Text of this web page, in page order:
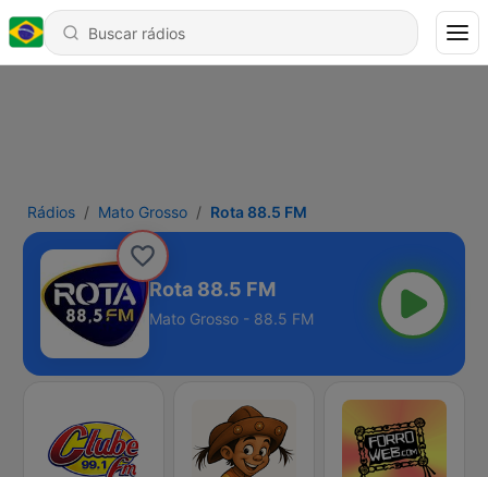
Rádios Mato Grosso Rota 88.5 FM
Rota 88.5 FM
Mato Grosso - 88.5 FM